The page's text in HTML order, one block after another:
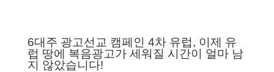
6대주 광고선교 캠페인 4차 유럽, 이제 유
럽 땅에 복음광고가 세워질 시간이 얼마 남
지 않았습니다!